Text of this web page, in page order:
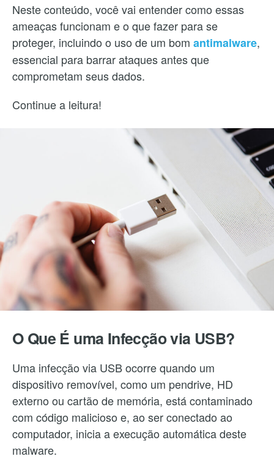
Neste conteúdo, você vai entender como essas
ameaças funcionam e o que fazer para se
proteger, incluindo o uso de um bom antimalware,
essencial para barrar ataques antes que
comprometam seus dados.
Continue a leitura!
O Que É uma Infecção via USB?
Uma infecção via USB ocorre quando um
dispositivo removível, como um pendrive, HD
externo ou cartão de memória, está contaminado
com código malicioso e, ao ser conectado ao
computador, inicia a execução automática deste
malware.